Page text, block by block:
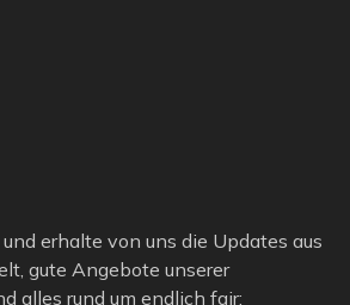
erhalte von uns die Updates aus
gute Angebote unserer
alles rund um endlich fair: